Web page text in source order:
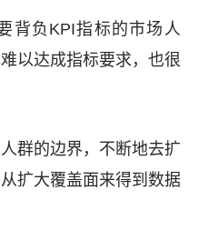
背负KPI指标的市场人
以达成指标要求，也很
群的边界，不断地去扩
扩大覆盖面来得到数据